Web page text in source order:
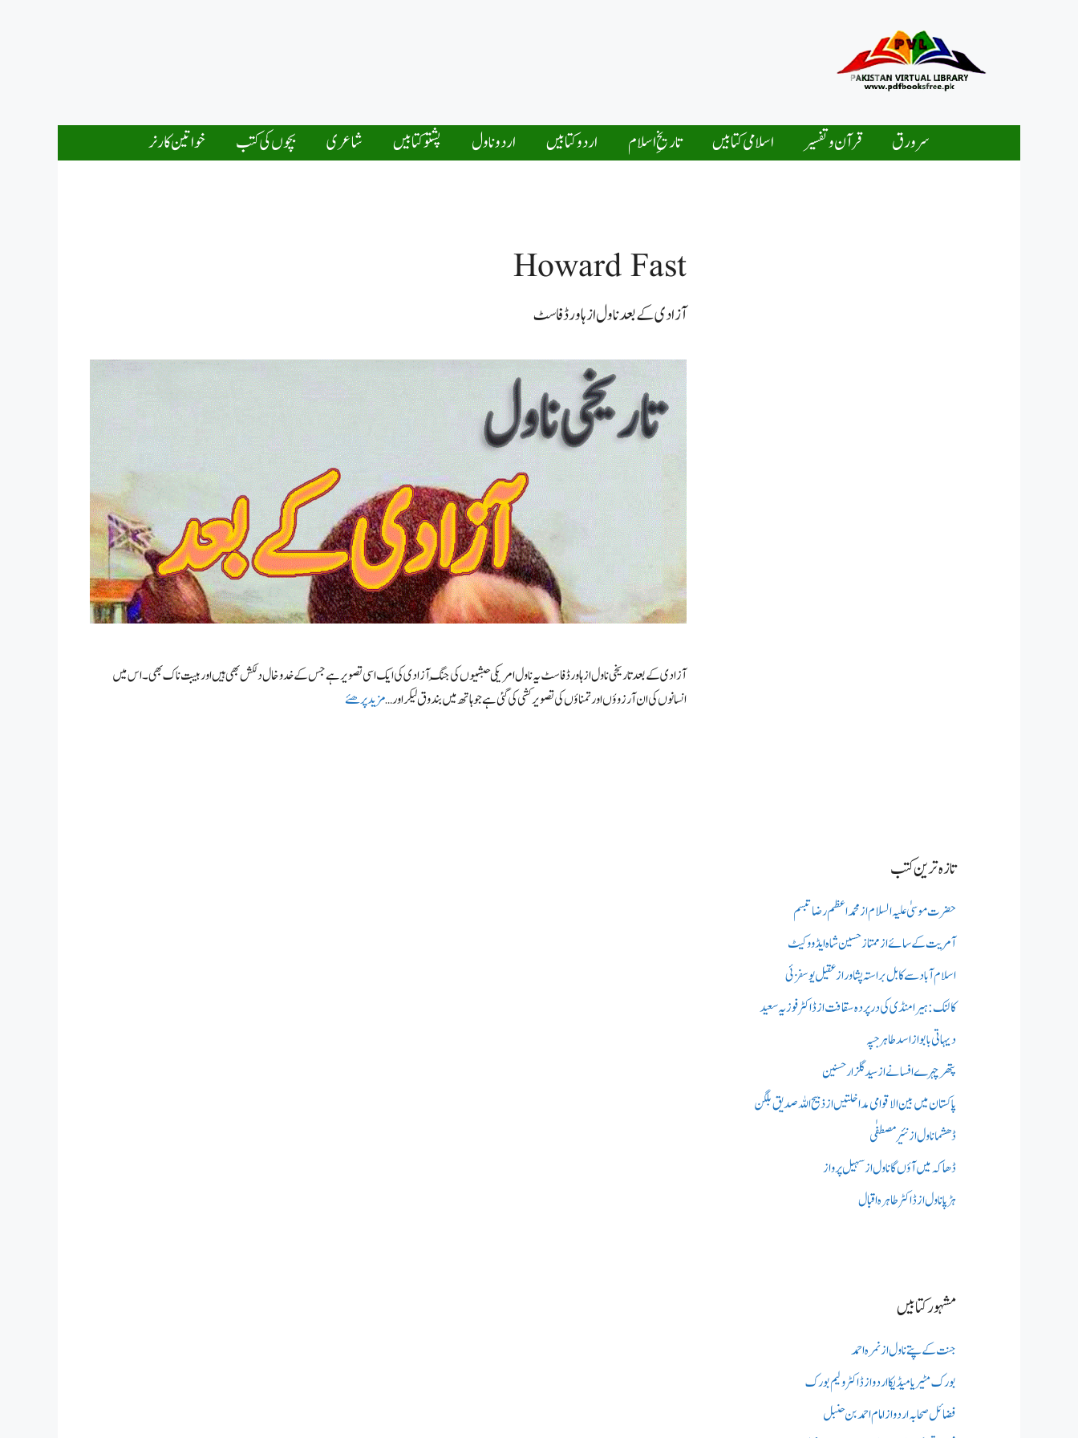
سرورق قرآن و تفسیر اسلامی کتابیں تاریخِ اسلام اردو کتابیں اردو ناول پشتو کتابیں شاعری بچوں کی کتب خواتین کارنر
Howard Fast
آزادی کے بعد ناول از ہاورڈ فاسٹ
آزادی کے بعد تاریخی ناول از ہاورڈ فاسٹ یہ ناول امریکی حبشیوں کی جنگِ آزادی کی ایک اسی تصویر ہے جس کے خدوخال دلکش بھی ہیں اور ہیبت ناک بھی۔ اس میں
انسانوں کی ان آرزوؤں اور تمناؤں کی تصویر کشی کی گئی ہے جو ہاتھ میں بندوق لیکر اور …مزید پرھئے
تازہ ترین کتب
حضرت موسیٰ علیہ السلام از محمد اعظم رضا تبسم
آمریت کے سائے از ممتاز حسین شاہ ایڈووکیٹ
اسلام آباد سے کابل براستہ پشاور از عقیل یوسفزئی
کالنک: ہیرا منڈی کی در پردہ سقافت از ڈاکٹر فوزیہ سعید
دیہاتی بابو از اسد طاہر جپہ
پتھر چہرے افسانے از سید گلزار حسنین
پاکستان میں بین الاقوامی مداخلتیں از ذبیح اللہ صدیق بلگن
ڈھشما ناول از نئیر مصطفٰی
ڈھاکہ میں آؤں گا ناول از سہیل پرواز
ہڑپا ناول از ڈاکٹر طاہرہ اقبال
مشہور کتابیں
جنت کے پتے ناول از نمرہ احمد
بورک مٹیریا میڈیکااردو از ڈاکٹر ولیم بورک
فضائل صحابہ اردو از امام احمد بن حنبل